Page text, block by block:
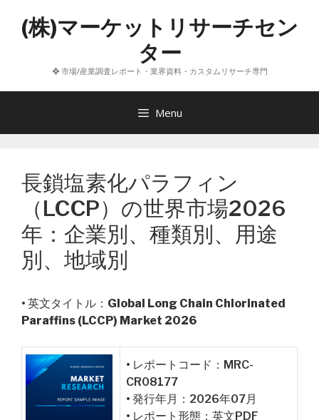
へ
(株)マーケットリサーチセン
ター
❖ 市場/産業調査レポート・業界資料・カスタムリサーチ専門
Menu
長鎖塩素化パラフィン
（LCCP）の世界市場2026
年：企業別、種類別、用途
別、地域別
• 英文タイトル： Global Long Chain Chlorinated
Paraffins (LCCP) Market 2026
• レポートコード：MRC-
CR08177
• 発行年月：2026年07月
• レポート形態：英文PDF